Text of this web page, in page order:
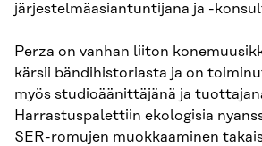
järjestelmäasiantuntijana ja -
Perza on vanhan liiton
kärsii bändihistoriasta ja on
myös studioäänittäjänä ja
Harrastuspalettiin ekologisia
SER-romujen muokkaaminen